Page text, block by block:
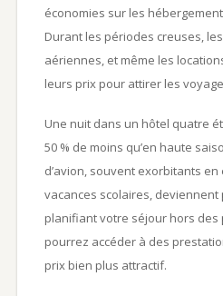
économies sur les
Durant les périodes creuses,
aériennes, et même les
leurs prix pour attirer les
Une nuit dans un hôtel quatre
50 % de moins qu’en haute
d’avion, souvent exorbitants
vacances scolaires, deviennent
planifiant votre séjour hors des
pourrez accéder à des
prix bien plus attractif.